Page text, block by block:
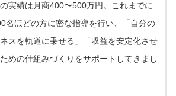
実績は月商400〜500万円。これまでに
名ほどの方に密な指導を行い、「自分の
スを軌道に乗せる」「収益を安定化させ
めの仕組みづくりをサポートしてきまし